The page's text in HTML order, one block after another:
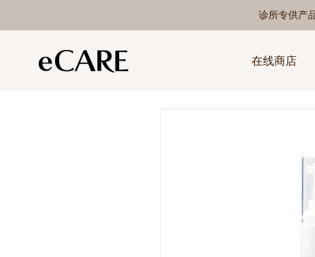
诊所专供产
在线商店